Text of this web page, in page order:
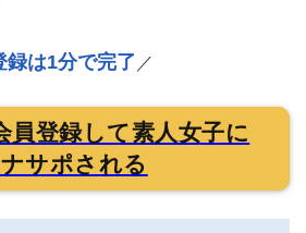
録は1分で完了 ／
員登録して素人女子に
サポされる